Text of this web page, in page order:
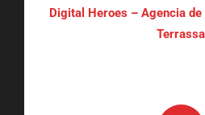
Digital Heroes – Agencia
Terrassa